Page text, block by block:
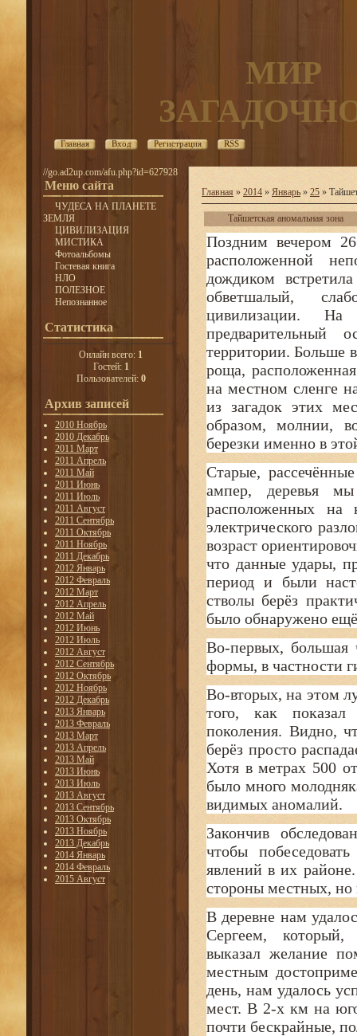
МИР
Главная Вход Регистрация RSS
//go.ad2up.com/afu.php?id=627928
Меню сайта
ЧУДЕСА НА ПЛАНЕТЕ
ЗЕМЛЯ
ЦИВИЛИЗАЦИЯ
МИСТИКА
Фотоальбомы
Гостевая книга
НЛО
ПОЛЕЗНОЕ
Непознанное
Статистика
Онлайн всего: 1
Гостей: 1
Пользователей: 0
Архив записей
2010 Ноябрь
2010 Декабрь
2011 Март
2011 Апрель
2011 Май
2011 Июнь
2011 Июль
2011 Август
2011 Сентябрь
2011 Октябрь
2011 Ноябрь
2011 Декабрь
2012 Январь
2012 Февраль
2012 Март
2012 Апрель
2012 Май
2012 Июнь
2012 Июль
2012 Август
2012 Сентябрь
2012 Октябрь
2012 Ноябрь
2012 Декабрь
2013 Январь
2013 Февраль
2013 Март
2013 Апрель
2013 Май
2013 Июнь
2013 Июль
2013 Август
2013 Сентябрь
2013 Октябрь
2013 Ноябрь
2013 Декабрь
2014 Январь
2014 Февраль
2015 Август
Главная » 2014 » Январь » 25 »
Тайшетская аномальная зона
Поздним вечером
расположенной
дождиком
обветшалый,
цивилизации.
предварительный
территории. Больше
роща,
на местном сленге
из загадок этих
образом, молнии,
березки именно в
Старые,
ампер, деревья
расположенных на
электрического
возраст
что данные удары,
период и были
стволы берёз
было обнаружено
Во-первых, большая
формы, в частности
Во-вторых, на этом
того, как
поколения. Видно,
берёз просто
Хотя в метрах 500
было много
видимых аномалий.
Закончив
чтобы
явлений в их
стороны местных, но
В деревне нам
Сергеем, который,
выказал желание
местным
день, нам удалось
мест. В 2-х км на
почти бескрайные,